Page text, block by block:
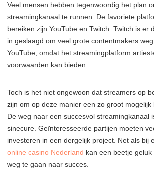
Veel mensen hebben tegenwoordig het plan
streamingkanaal te runnen. De favoriete
bereiken zijn YouTube en Twitch. Twitch is er
in geslaagd om veel grote contentmakers
YouTube, omdat het streamingplatform
voorwaarden kan bieden.
Toch is het niet ongewoon dat streamers op
zijn om op deze manier een zo groot mogelijk
De weg naar een succesvol streamingkanaal
sinecure. Geïnteresseerde partijen moeten
investeren in een dergelijk project. Net als bij
online casino Nederland kan een beetje
weg te gaan naar succes.